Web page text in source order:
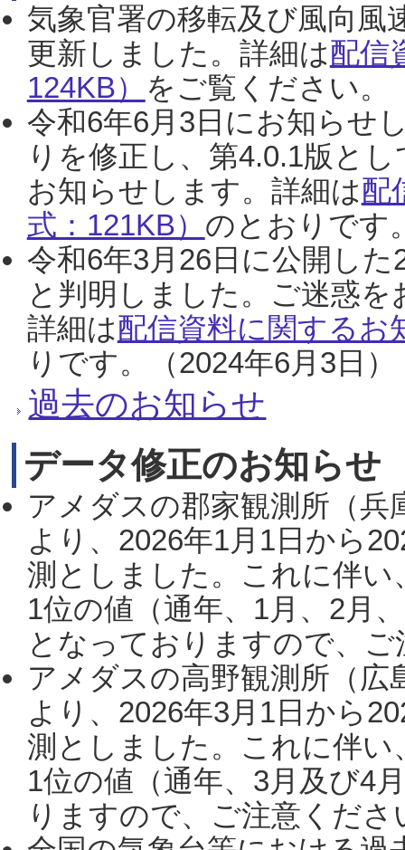
気象官署の移転及び風向風
更新しました。詳細は配信
124KB） をご覧ください。
令和6年6月3日にお知らせ
りを修正し、第4.0.1版と
お知らせします。詳細は配
式：121KB） のとおりです
令和6年3月26日に公開し
と判明しました。ご迷惑
詳細は配信資料に関するお
りです。（2024年6月3日）
過去のお知らせ
データ修正のお知らせ
アメダスの郡家観測所（
より、2026年1月1日から
測としました。これに伴い
1位の値（通年、1月、2月
となっておりますので、
アメダスの高野観測所（
より、2026年3月1日から
測としました。これに伴い
1位の値（通年、3月及び4
りますので、ご注意くだ